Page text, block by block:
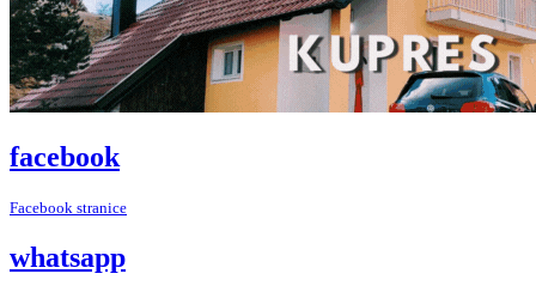
facebook
Facebook stranice
whatsapp